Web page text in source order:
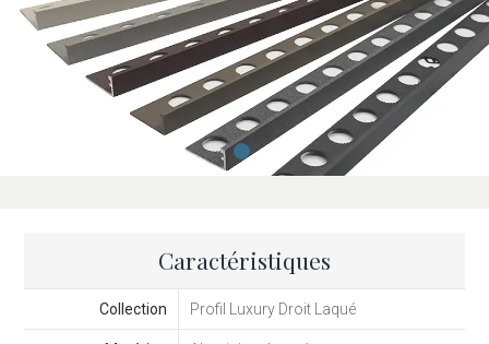
Caractéristiques
Collection Profil Luxury Droit Laqué